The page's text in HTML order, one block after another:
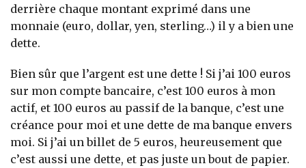
derrière chaque montant exprimé dans une
monnaie (euro, dollar, yen, sterling…) il y a bien une
dette.
Bien sûr que l’argent est une dette ! Si j’ai 100 euros
sur mon compte bancaire, c’est 100 euros à mon
actif, et 100 euros au passif de la banque, c’est une
créance pour moi et une dette de ma banque envers
moi. Si j’ai un billet de 5 euros, heureusement que
c’est aussi une dette, et pas juste un bout de papier.